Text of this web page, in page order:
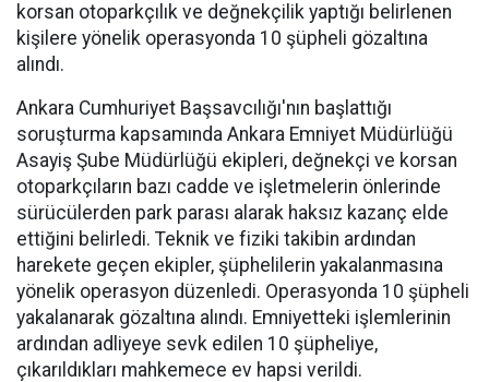
korsan otoparkçılık ve değnekçilik yaptığı belirlenen
kişilere yönelik operasyonda 10 şüpheli gözaltına
alındı.
Ankara Cumhuriyet Başsavcılığı'nın başlattığı
soruşturma kapsamında Ankara Emniyet Müdürlüğü
Asayiş Şube Müdürlüğü ekipleri, değnekçi ve korsan
otoparkçıların bazı cadde ve işletmelerin önlerinde
sürücülerden park parası alarak haksız kazanç elde
ettiğini belirledi. Teknik ve fiziki takibin ardından
harekete geçen ekipler, şüphelilerin yakalanmasına
yönelik operasyon düzenledi. Operasyonda 10 şüpheli
yakalanarak gözaltına alındı. Emniyetteki işlemlerinin
ardından adliyeye sevk edilen 10 şüpheliye,
çıkarıldıkları mahkemece ev hapsi verildi.